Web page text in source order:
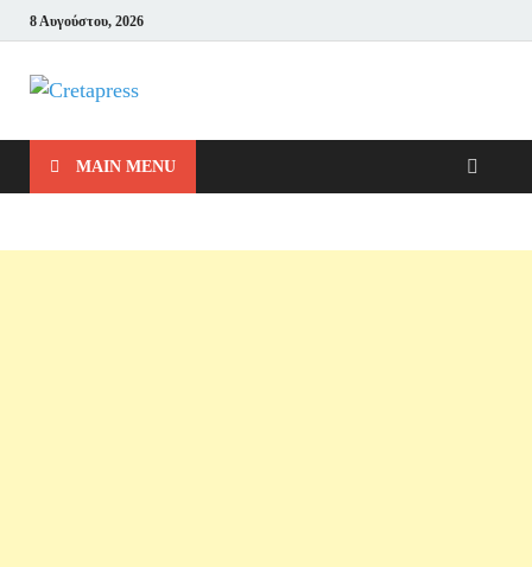
8 Αυγούστου, 2026
Cretapress
MAIN MENU